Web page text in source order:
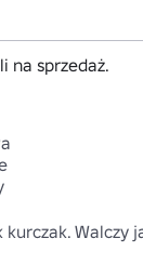
na sprzedaż.
kurczak. Walczy